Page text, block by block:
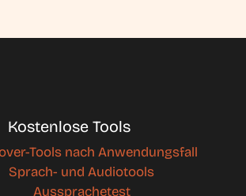
Kostenlose Tools
Tools nach Anwendungsfall
Sprach- und Audiotools
Aussprachetest